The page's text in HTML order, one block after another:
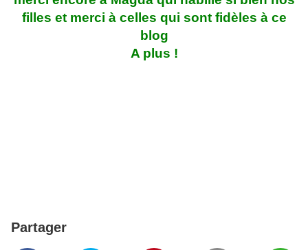
filles et merci à celles qui sont fidèles à ce
blog
A plus !
Partager